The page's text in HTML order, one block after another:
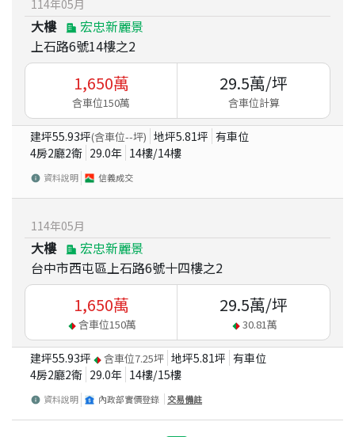
114年05月
大樓
宏忠新麗景
上石路6號14樓之2
1,650萬
含車位150萬
29.5萬/坪
含車位計算
建坪55.93坪(含車位--坪) 地坪5.81坪 有車位
4房2廳2衛 29.0年 14樓/14樓
資料說明 信義成交
114年05月
大樓
宏忠新麗景
台中市西屯區上石路6號十四樓之2
1,650萬
含車位150萬
29.5萬/坪
30.81萬
建坪55.93坪 含車位7.25坪 地坪5.81坪 有車位
4房2廳2衛 29.0年 14樓/15樓
資料說明 內政部實價登錄 交易備註